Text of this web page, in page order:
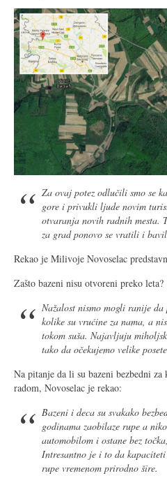
Za ovaj potez odlučili smo se
gore i privukli ljude novim
otvaranja novih radnih mesta.
za grad ponovo se vratili i
Rekao je Milivoje Novoselac
Zašto bazeni nisu otvoreni preko leta?
Nažalost nismo mogli ranije
kolike su vrućine za nama, a
tokom suša. Najavljuju
tako da očekujemo velike
Na pitanje da li su bazeni bezbedni
radom, Novoselac je rekao:
Bazeni i deca su svakako
godinama zaobilaze rupe a
automobilom i ostane bez
Intresantno je i to da
rupe vremenom prirodno šire.